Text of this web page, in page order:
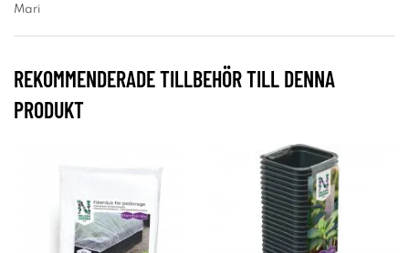
Mari
REKOMMENDERADE TILLBEHÖR TILL DENNA
PRODUKT